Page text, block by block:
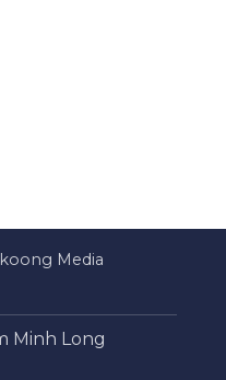
Media
Minh Long